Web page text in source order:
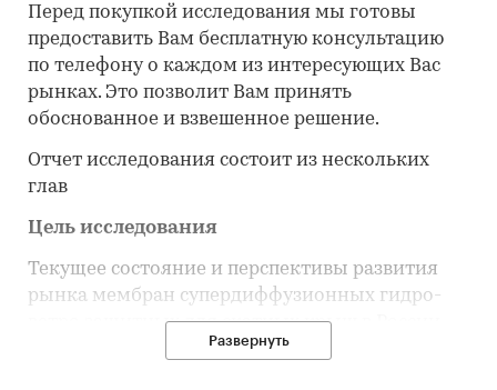
Перед покупкой исследования мы готовы
предоставить Вам бесплатную консультацию
по телефону о каждом из интересующих Вас
рынках. Это позволит Вам принять
обоснованное и взвешенное решение.
Отчет исследования состоит из нескольких
глав
Цель исследования
Текущее состояние и перспективы развития
рынка мембран супердиффузионных гидро-
ветро защитных для скатных крыш в России.
Задачи исследования
Развернуть